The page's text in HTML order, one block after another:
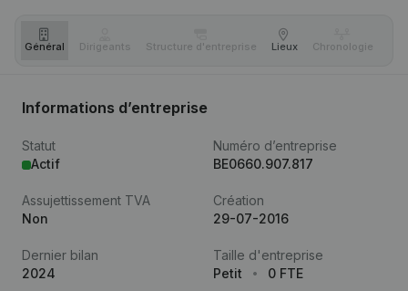
Général Dirigeants Structure d'entreprise Lieux Chronologie
Informations d’entreprise
Statut
Actif
Numéro d’entreprise
BE0660.907.817
Assujettissement TVA
Non
Création
29-07-2016
Dernier bilan
2024
Taille d'entreprise
Petit
0 FTE